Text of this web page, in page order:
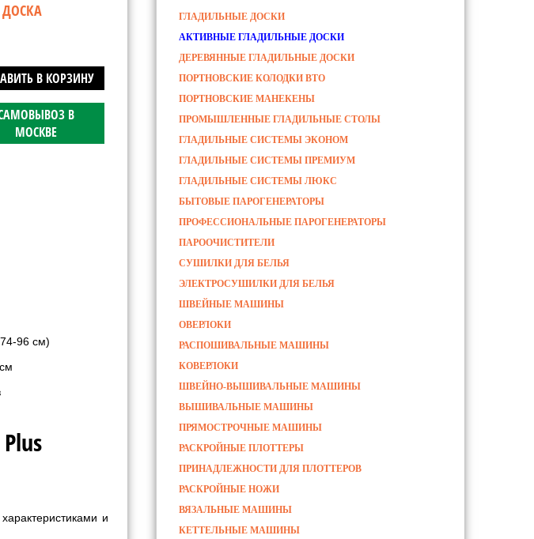
В КОРЗИНУ
В
МОСКВЕ
96 см)
и
ГЛАДИЛЬНЫЕ ДОСКИ
АКТИВНЫЕ ГЛАДИЛЬНЫЕ ДОСКИ
ДЕРЕВЯННЫЕ ГЛАДИЛЬНЫЕ ДОСКИ
ПОРТНОВСКИЕ КОЛОДКИ ВТО
ПОРТНОВСКИЕ МАНЕКЕНЫ
ПРОМЫШЛЕННЫЕ ГЛАДИЛЬНЫЕ СТОЛЫ
ГЛАДИЛЬНЫЕ СИСТЕМЫ ЭКОНОМ
ГЛАДИЛЬНЫЕ СИСТЕМЫ ПРЕМИУМ
ГЛАДИЛЬНЫЕ СИСТЕМЫ ЛЮКС
БЫТОВЫЕ ПАРОГЕНЕРАТОРЫ
ПРОФЕССИОНАЛЬНЫЕ ПАРОГЕНЕРАТОРЫ
ПАРООЧИСТИТЕЛИ
СУШИЛКИ ДЛЯ БЕЛЬЯ
ЭЛЕКТРОСУШИЛКИ ДЛЯ БЕЛЬЯ
ШВЕЙНЫЕ МАШИНЫ
ОВЕРЛОКИ
РАСПОШИВАЛЬНЫЕ МАШИНЫ
КОВЕРЛОКИ
ШВЕЙНО-ВЫШИВАЛЬНЫЕ МАШИНЫ
ВЫШИВАЛЬНЫЕ МАШИНЫ
ПРЯМОСТРОЧНЫЕ МАШИНЫ
РАСКРОЙНЫЕ ПЛОТТЕРЫ
ПРИНАДЛЕЖНОСТИ ДЛЯ ПЛОТТЕРОВ
РАСКРОЙНЫЕ НОЖИ
ВЯЗАЛЬНЫЕ МАШИНЫ
КЕТТЕЛЬНЫЕ МАШИНЫ